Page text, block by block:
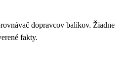
dopravcov balíkov. Žiadne
fakty.